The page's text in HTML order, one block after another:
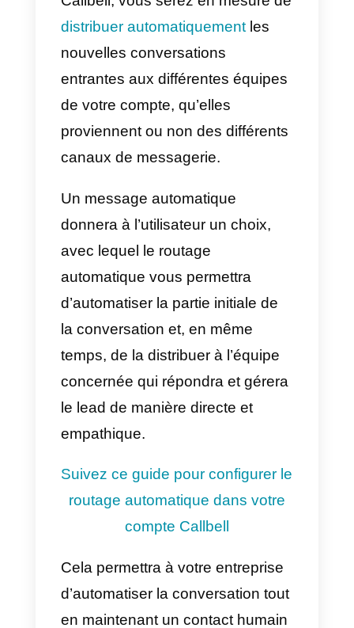
plateformes utilisées pour ce type
d’automatisation, telles que
Manychat ouLandbot. Il suffit de
leur donner les autorisations pour
demander l’API WhatsApp
numéro WhatsApp pour
commencer à créer un chatbot.
De cette manière, il sera possible
d’automatiser le processus de
venteou d’assistance sur
WhatsApp grâce au chatbot, qui,
sous une forme totalement
conversation vers le résultat
souhaité.
L’un des principaux avantages